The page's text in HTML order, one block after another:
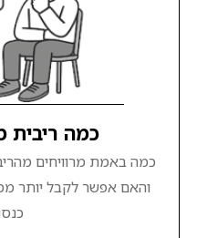
כמה ריבית
כמה באמת מרוויחים
והאם אפשר לקבל יותר